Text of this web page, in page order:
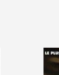
vos
d'éléments